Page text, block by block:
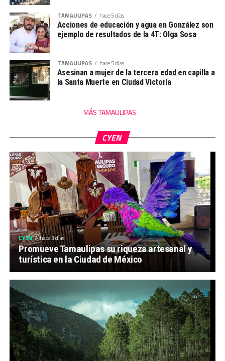
TAMAULIPAS hace 5 días
Acciones de educación y agua en González son
ejemplo de resultados de la 4T: Olga Sosa
TAMAULIPAS hace 5 días
Asesinan a mujer de la tercera edad en capilla a
la Santa Muerte en Ciudad Victoria
MÁS TAMAULIPAS
CYEN
CYEN hace 3 días
Promueve Tamaulipas su riqueza artesanal y
turística en la Ciudad de México